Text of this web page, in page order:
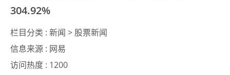
304.92%
栏目分类 : 新闻 > 股票新闻
信息来源 : 网易
访问热度 : 1200